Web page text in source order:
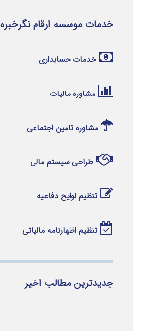
خدمات موسسه ارقام نگرخبره
خدمات حسابداری
مشاوره مالیات
مشاوره تامین اجتماعی
طراحی سیستم مالی
تنظیم لوایح دفاعیه
تنظیم اظهارنامه مالیاتی
جدیدترین مطالب اخیر